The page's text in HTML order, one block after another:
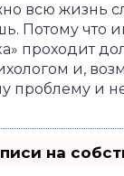
всю жизнь
Потому что
» проходит
и,
проблему и
на